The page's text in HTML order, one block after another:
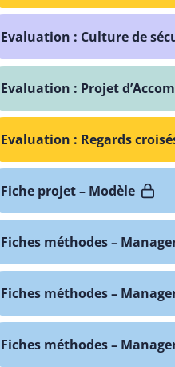
Evaluation : Culture de
Evaluation : Projet
Evaluation : Regards
Fiche projet – Modèle
Fiches méthodes –
Fiches méthodes –
Fiches méthodes –